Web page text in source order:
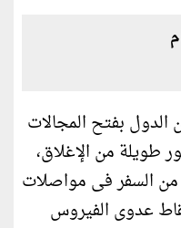
بفتح المجالات
طويلة من الإغلاق،
من السفر فى مواصلات
عدوى الفيروس